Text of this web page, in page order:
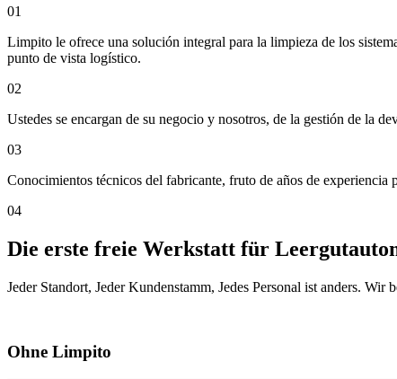
01
Limpito le ofrece una solución integral para la limpieza de los
punto de vista logístico.
02
Ustedes se encargan de su negocio y nosotros, de la gestión de la
03
Conocimientos técnicos del fabricante, fruto de años de experiencia
04
Die erste freie Werkstatt für
Jeder Standort, Jeder Kundenstamm, Jedes Personal ist anders. Wir
Ohne Limpito